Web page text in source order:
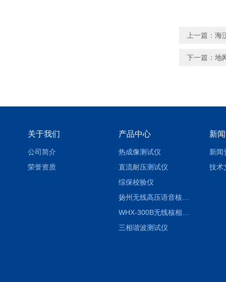
上一篇： 海
下一篇： 地
关于我们
公司简介
荣誉资质
产品中心
热成像测试仪
直流耐压测试仪
综保校验仪
扬州无线高压语音核相仪
三相谐波测试仪
新
新闻
技术